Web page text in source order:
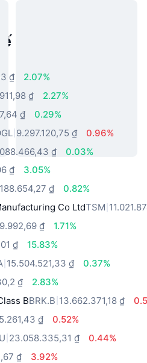
giới thực phổ
₫
2.07%
₫
2.27%
₫
0.29%
9.297.120,75 ₫
0.96%
₫
0.03%
₫
3.05%
₫
0.82%
Co LtdTSM
₫
1.71%
₫
15.83%
15.504.521,33 ₫
0.37%
₫
2.83%
BBRK.B 13.662.371,18 ₫
₫
0.52%
23.058.335,31 ₫
0.44%
₫
3.92%